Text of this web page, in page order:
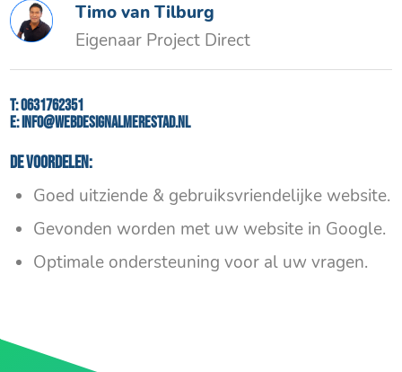
Timo van Tilburg
Eigenaar Project Direct
T:0631762351
E:info@webdesignalmerestad.nl
De voordelen:
Goed uitziende & gebruiksvriendelijke website.
Gevonden worden met uw website in Google.
Optimale ondersteuning voor al uw vragen.